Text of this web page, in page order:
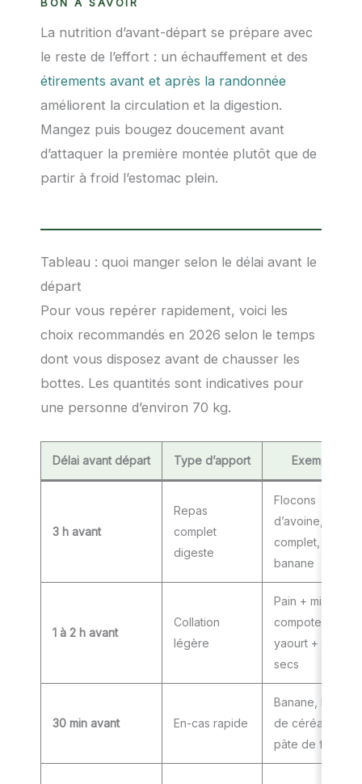
La nutrition d’avant-départ se prépare avec
le reste de l’effort : un échauffement et des
étirements avant et après la randonnée
améliorent la circulation et la digestion.
Mangez puis bougez doucement avant
d’attaquer la première montée plutôt que de
partir à froid l’estomac plein.
Tableau : quoi manger selon le délai avant le
départ
Pour vous repérer rapidement, voici les
choix recommandés en 2026 selon le temps
dont vous disposez avant de chausser les
bottes. Les quantités sont indicatives pour
une personne d’environ 70 kg.
Délai avant départ Type d’apport Exemples
3 h avant
Repas
complet
digeste
Flocons
d’avoine, pain
complet, œuf,
banane
1 à 2 h avant
Collation
légère
Pain + miel,
compote,
yaourt + fruits
secs
30 min avant En-cas rapide
Banane, barre
de céréales,
pâte de fruits